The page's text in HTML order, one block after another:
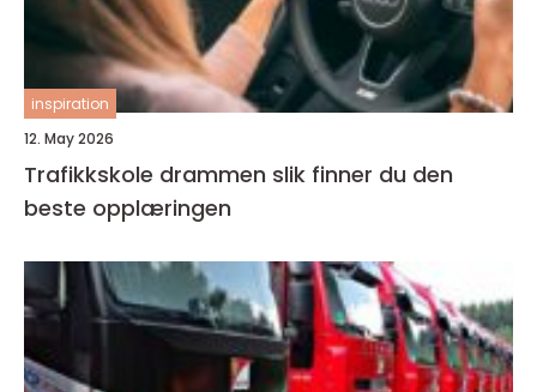
inspiration
12. May 2026
Trafikkskole drammen slik finner du den
beste opplæringen